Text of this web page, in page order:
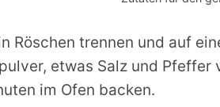
Röschen trennen und auf
etwas Salz und
im Ofen backen.